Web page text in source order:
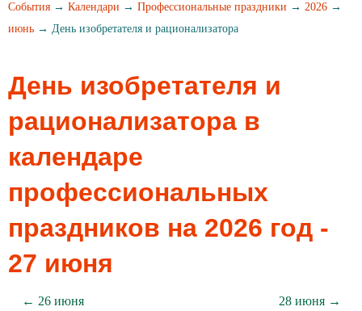
События → Календари → Профессиональные праздники → 2026 →
июнь → День изобретателя и рационализатора
День изобретателя и
рационализатора в
календаре
профессиональных
праздников на 2026 год -
27 июня
← 26 июня 28 июня →